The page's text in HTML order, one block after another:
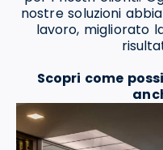
nostre soluzioni
lavoro, migliorato
Scopri come